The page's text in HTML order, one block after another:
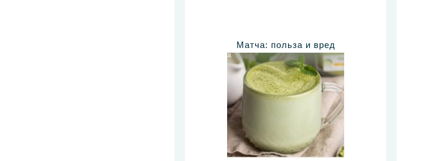
Матча: польза и вред